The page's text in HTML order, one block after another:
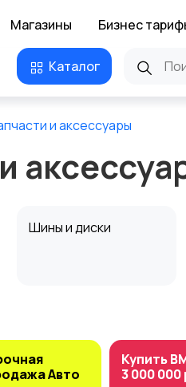
Магазины Бизнес
Каталог
и аксессуары
Шины и диски
прицепы
Авто
Купить
3 000 000